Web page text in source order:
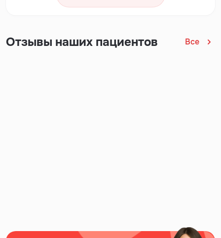
Отзывы наших пациентов Все